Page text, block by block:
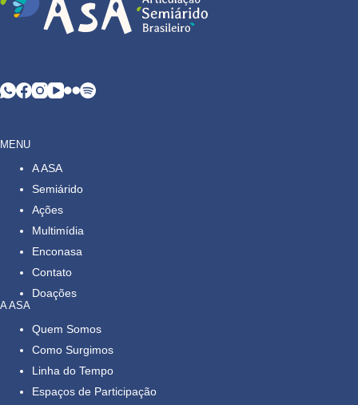
MENU
A ASA
Semiárido
Ações
Multimídia
Enconasa
Contato
Doações
A ASA
Quem Somos
Como Surgimos
Linha do Tempo
Espaços de Participação